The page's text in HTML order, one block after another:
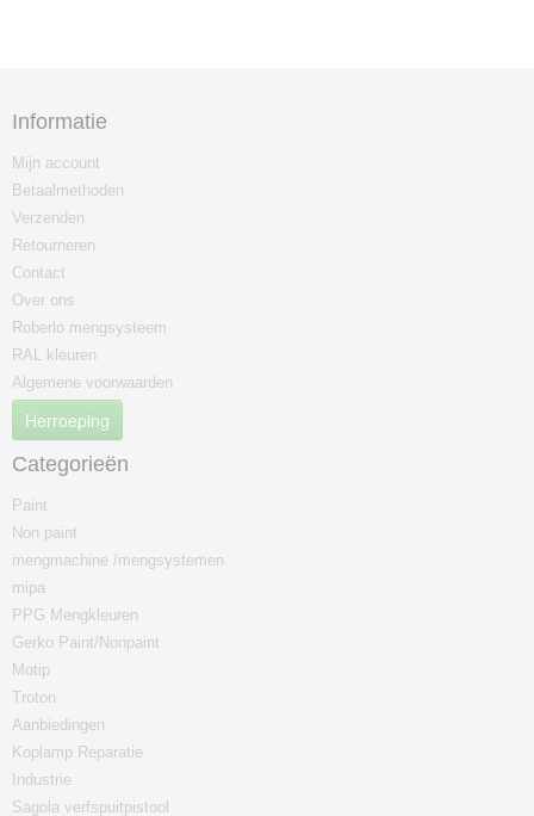
Informatie
Mijn account
Betaalmethoden
Verzenden
Retourneren
Contact
Over ons
Roberlo mengsysteem
RAL kleuren
Algemene voorwaarden
Herroeping
Categorieën
Paint
Non paint
mengmachine /mengsystemen
mipa
PPG Mengkleuren
Gerko Paint/Nonpaint
Motip
Troton
Aanbiedingen
Koplamp Reparatie
Industrie
Sagola verfspuitpistool